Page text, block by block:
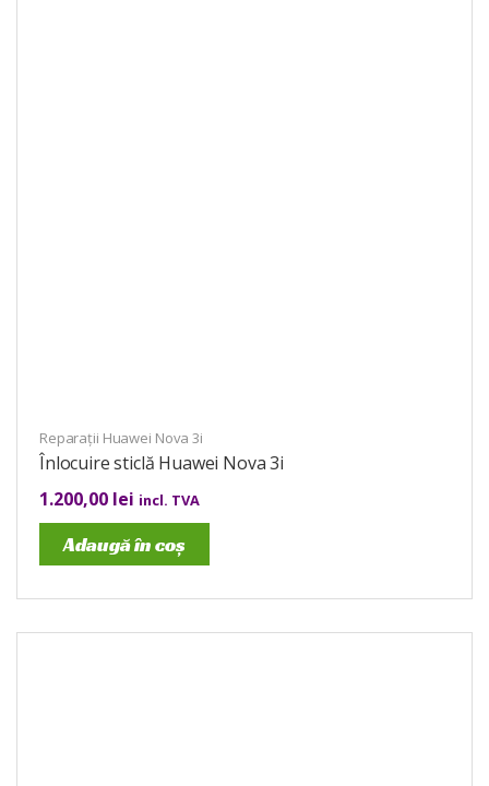
Reparații Huawei Nova 3i
Înlocuire sticlă Huawei Nova 3i
1.200,00 lei incl. TVA
Adaugă în coș